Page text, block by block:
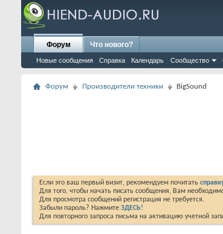
Форум
Новые сообщения Справка Календарь Сообщество
Что нового?
Форум Производители техники BigSound
Если это ваш первый визит, рекомендуем почитать
Для того, чтобы начать писать сообщения, Вам
Для просмотра сообщений регистрация не требуется.
Забыли пароль? Нажмите ЗДЕСЬ!
Для повторного запроса письма на активацию учетной